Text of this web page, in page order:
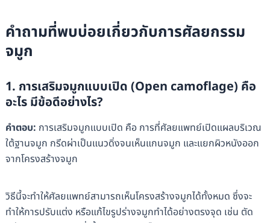
คำถามที่พบบ่อยเกี่ยวกับการศัลยกรรม
จมูก
1. การเสริมจมูกแบบเปิด (Open camoflage) คือ
อะไร มีข้อดีอย่างไร?
คำตอบ: การเสริมจมูกแบบเปิด คือ การที่ศัลยแพทย์เปิดแผลบริเวณ
ใต้ฐานจมูก กรีดผ่าเป็นแนวดิ่งจนเห็นแกนจมูก และแยกผิวหนังออก
จากโครงสร้างจมูก
วิธีนี้จะทำให้ศัลยแพทย์สามารถเห็นโครงสร้างจมูกได้ทั้งหมด ซึ่งจะ
ทำให้การปรับแต่ง หรือแก้ไขรูปร่างจมูกทำได้อย่างตรงจุด เช่น ตัด